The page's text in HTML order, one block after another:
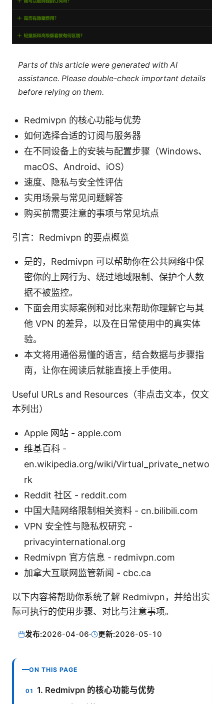
Parts of this article were generated with AI
assistance. Please double-check important details
before relying on them.
Redmivpn 的核心功能与优势
如何选择合适的订阅与服务器
在不同设备上的安装与配置步骤（Windows、
macOS、Android、iOS）
速度、隐私与安全性评估
实用场景与常见问题解答
购买前需要注意的事项与常见坑点
引言：Redmivpn 的要点概览
是的，Redmivpn 可以帮助你在公共网络中保
密你的上网行为、绕过地域限制、保护个人数
据不被监控。
下面会用实际案例和对比来帮助你理解它与其
他 VPN 的差异，以及在日常使用中的真实体
验。
本文将用通俗易懂的语言，结合数据与步骤指
南，让你在阅读后就能直接上手使用。
Useful URLs and Resources（非点击文本，仅文
本列出）
Apple 网站 - apple.com
维基百科 -
en.wikipedia.org/wiki/Virtual_private_netwo
rk
Reddit 社区 - reddit.com
中国大陆网络限制相关资料 - cn.bilibili.com
VPN 安全性与隐私权研究 -
privacyinternational.org
Redmivpn 官方信息 - redmivpn.com
加拿大互联网监管新闻 - cbc.ca
以下内容将帮助你系统了解 Redmivpn，并给出实
际可执行的使用步骤、对比与注意事项。
发布:2026-04-06· 更新:2026-05-10
ON THIS PAGE
1. Redmivpn 的核心功能与优势